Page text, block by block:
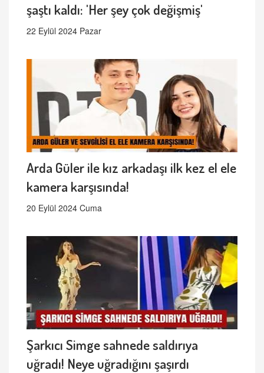
şaştı kaldı: 'Her şey çok değişmiş'
22 Eylül 2024 Pazar
Arda Güler ile kız arkadaşı ilk kez el ele
kamera karşısında!
20 Eylül 2024 Cuma
Şarkıcı Simge sahnede saldırıya
uğradı! Neye uğradığını şaşırdı